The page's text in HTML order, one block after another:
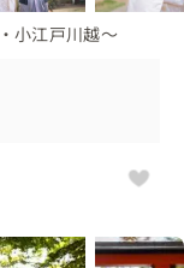
小江戸川越〜